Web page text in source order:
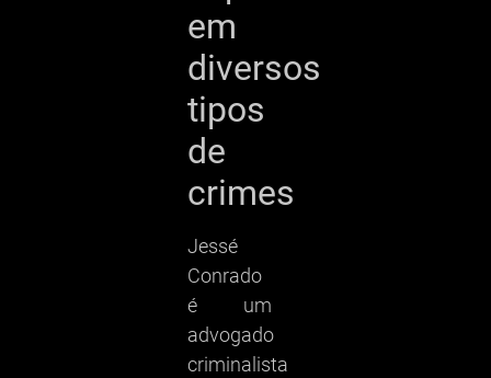
em
diversos
tipos
de
crimes
Jessé
Conrado
é um
advogado
criminalista